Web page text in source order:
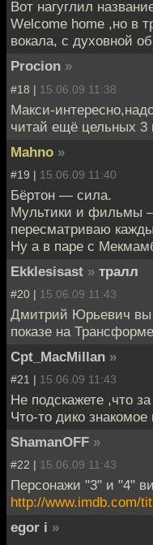
Вот нагуглил
Welcome home ,но в
вокала, с духовной
Procion »
#18 | 15.06.09 11:38
Макси-
читай ещё цельных 3
Mahno »
#19 | 15.06.09 11:40
Бёртон — сила.
Мультики и фильмы
пересматриваю
Ну а в паре с
Ekklesisast » тралл
#20 | 15.06.09 11:43
Дмитрий Юрьевич вы
показе на
Cpt_MacMillan »
#21 | 15.06.09 11:43
Не подскажете ,что
Что-то дико
ShamanOFF »
#22 | 15.06.09 11:43
Персонажи "3" и "4"
http://www.imdb.com/
egor i »